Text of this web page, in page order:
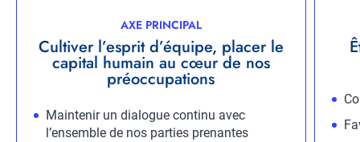
AXE PRINCIPAL
Cultiver l’esprit d’équipe, placer le
capital humain au cœur de nos
préoccupations
Description
Maintenir un dialogue continu avec
l’ensemble de nos parties prenantes